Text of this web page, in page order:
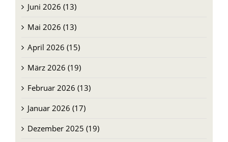
Mai 2026 (13)
April 2026 (15)
März 2026 (19)
Februar 2026 (13)
Januar 2026 (17)
Dezember 2025 (19)
November 2025 (14)